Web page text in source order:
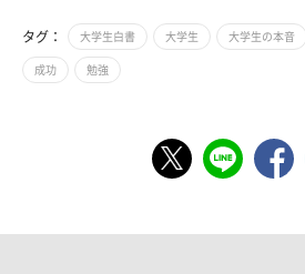
タグ： 大学生白書 大学生 大学生の本音
成功 勉強